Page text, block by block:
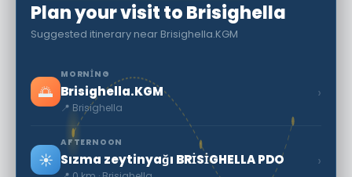
Plan your visit to Brisighella
Suggested itinerary near Brisighella.KGM
🌅
MORNING
Brisighella.KGM
📍 Brisighella
›
☀️
AFTERNOON
Sızma zeytinyağı BRİSİGHELLA PDO ›